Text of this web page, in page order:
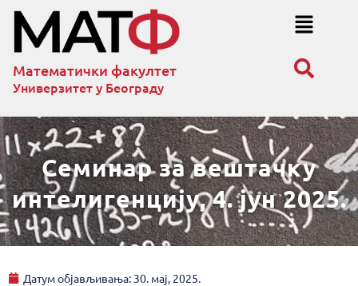
Математички факултет
Универзитет у Београду
Семинар за вештачку
интелигенцију, 4. јун 2025.
Датум објављивања: 30. мај, 2025.